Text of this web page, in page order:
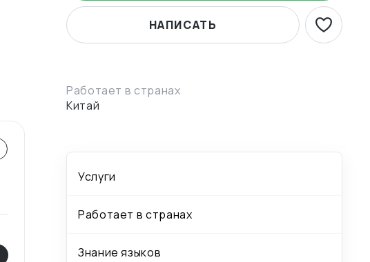
НАПИСАТЬ
Работает в странах
Китай
Услуги
Работает в странах
Знание языков